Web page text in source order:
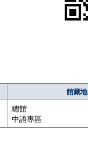
館藏地
總館
中語專區